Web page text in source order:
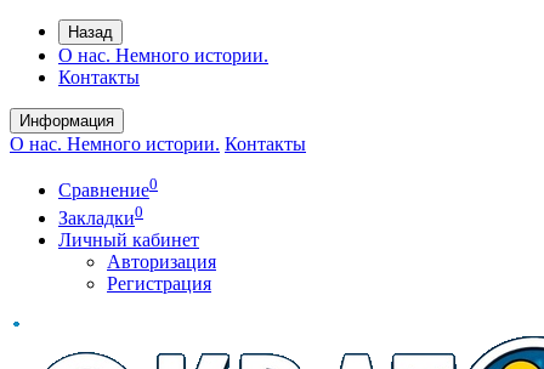
Назад
О нас. Немного истории.
Контакты
Информация
О нас. Немного истории. Контакты
Сравнение0
Закладки0
Личный кабинет
Авторизация
Регистрация